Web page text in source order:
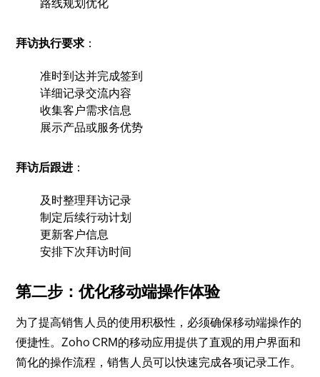
路线规划优化
拜访执行要求：
准时到达并完成签到
详细记录交流内容
收集客户需求信息
展示产品或服务优势
拜访后跟进 ：
及时整理拜访记录
制定后续行动计划
更新客户信息
安排下次拜访时间
第二步：优化移动端操作体验
为了提高销售人员的使用积极性，必须确保移动端操作的
便捷性。Zoho CRM的移动应用提供了直观的用户界面和
简化的操作流程，销售人员可以快速完成各项记录工作。